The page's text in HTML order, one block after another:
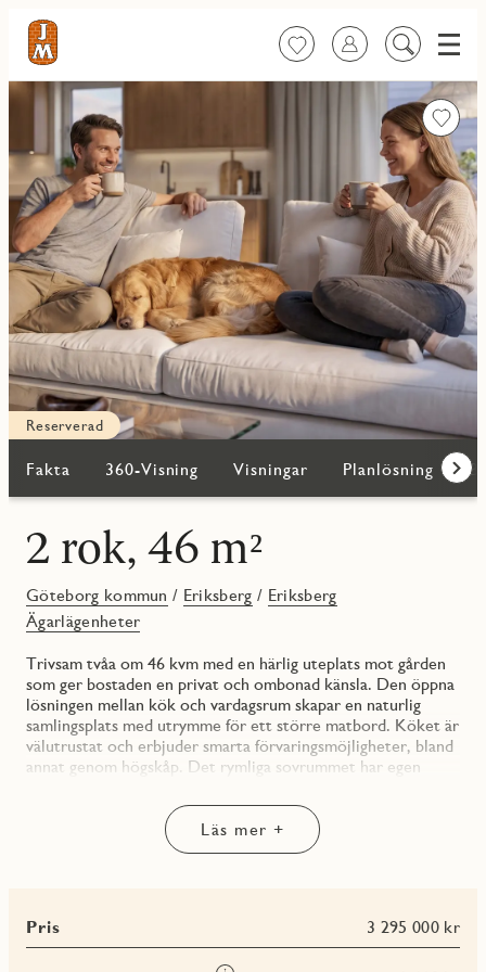
FavoriterLogga in
Sök
innehåll
Meny
Reserverad
Fakta 360-Visning Visningar Planlösning
2 rok, 46 m²
Göteborg kommun / Eriksberg / Eriksberg
Ägarlägenheter
Trivsam tvåa om 46 kvm med en härlig uteplats mot gården
som ger bostaden en privat och ombonad känsla. Den öppna
lösningen mellan kök och vardagsrum skapar en naturlig
samlingsplats med utrymme för ett större matbord. Köket är
välutrustat och erbjuder smarta förvaringsmöjligheter, bland
annat genom högskåp. Det rymliga sovrummet har egen
För dig som är med från början av processen finns även stora
Eriksberg Ägarlägenheter erbjuder ett boende för dig som
Läs mer +
Pris 3 295 000 kr